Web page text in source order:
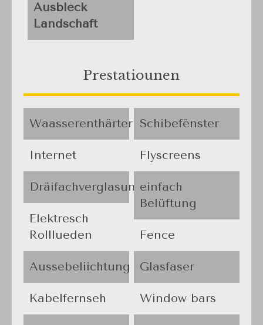
Ausbléck
Landschaft
Prestatiounen
Waasserenthärter Schibefënster
Internet Flyscreens
Dräifachverglasungeinfach
Belüftung
Elektresch
Rolllueden
Fence
Aussebeliichtung Glasfaser
Kabelfernseh Window bars